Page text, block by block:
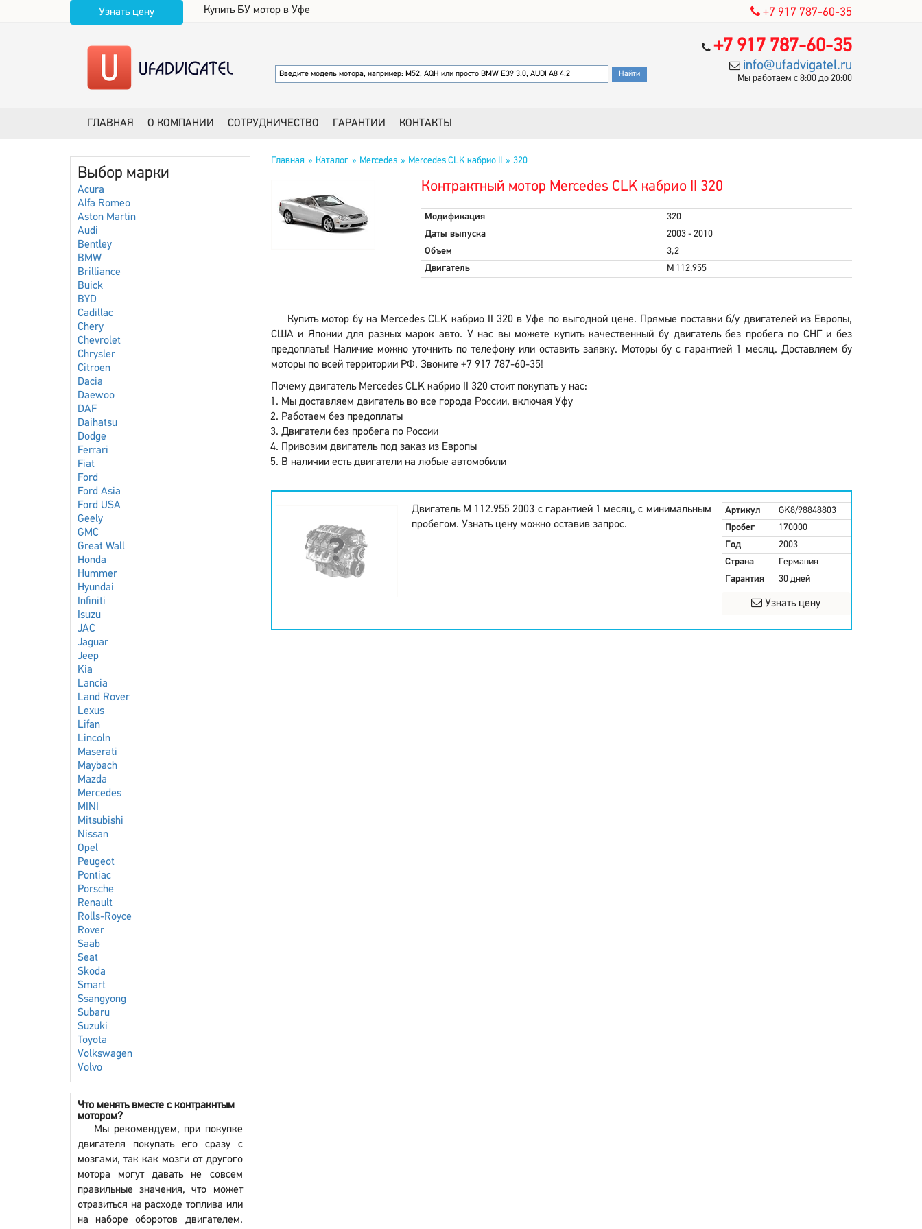
Узнать цену Купить БУ мотор в Уфе +7 917 787-60-35
+7 917 787-60-35
info@ufadvigatel.ru
Мы работаем с 8:00 до 20:00
ГЛАВНАЯ О КОМПАНИИ СОТРУДНИЧЕСТВО ГАРАНТИИ КОНТАКТЫ
Выбор марки
Acura
Alfa Romeo
Aston Martin
Audi
Bentley
BMW
Brilliance
Buick
BYD
Cadillac
Chery
Chevrolet
Chrysler
Citroen
Dacia
Daewoo
DAF
Daihatsu
Dodge
Ferrari
Fiat
Ford
Ford Asia
Ford USA
Geely
GMC
Great Wall
Honda
Hummer
Hyundai
Infiniti
Isuzu
JAC
Jaguar
Jeep
Kia
Lancia
Land Rover
Lexus
Lifan
Lincoln
Maserati
Maybach
Mazda
Mercedes
MINI
Mitsubishi
Nissan
Opel
Peugeot
Pontiac
Porsche
Renault
Rolls-Royce
Rover
Saab
Seat
Skoda
Smart
Ssangyong
Subaru
Suzuki
Toyota
Volkswagen
Volvo
Что менять вместе с контракнтым
мотором?
Мы рекомендуем, при покупке
двигателя покупать его сразу с
мозгами, так как мозги от другого
мотора могут давать не совсем
правильные значения, что может
отразиться на расходе топлива или
на наборе оборотов двигателем.
Главная Каталог Mercedes Mercedes CLK кабрио II 320
Контрактный мотор Mercedes CLK кабрио II 320
Модификация
320
Даты выпуска
2003 - 2010
Объем
3,2
Двигатель
M 112.955
Купить мотор бу на Mercedes CLK кабрио II 320 в Уфе по выгодной цене. Прямые поставки б/у двигателей из Европы,
США и Японии для разных марок авто. У нас вы можете купить качественный бу двигатель без пробега по СНГ и без
предоплаты! Наличие можно уточнить по телефону или оставить заявку. Моторы бу с гарантией 1 месяц. Доставляем бу
моторы по всей территории РФ. Звоните +7 917 787-60-35!
Почему двигатель Mercedes CLK кабрио II 320 стоит покупать у нас:
Мы доставляем двигатель во все города России, включая Уфу
Работаем без предоплаты
Двигатели без пробега по России
Привозим двигатель под заказ из Европы
В наличии есть двигатели на любые автомобили
Двигатель M 112.955 2003 с гарантией 1 месяц, с минимальным
пробегом. Узнать цену можно оставив запрос.
Артикул
GK8/98848803
Пробег
170000
Год
2003
Страна
Германия
Гарантия
30 дней
Узнать цену